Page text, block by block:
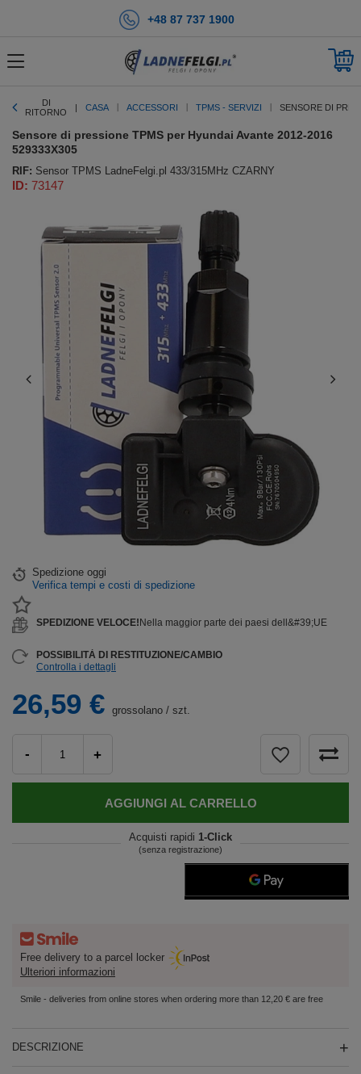
+48 87 737 1900
DI
RITORNO
CASA ACCESSORI TPMS - SERVIZI SENSORE DI
Sensore di pressione TPMS per Hyundai Avante 2012-2016
529333X305
RIF: Sensor TPMS LadneFelgi.pl 433/315MHz CZARNY
ID: 73147
26,59 € grossolano / szt.
- +
AGGIUNGI AL CARRELLO
Acquisti rapidi 1-Click
(senza registrazione)
Spedizione oggi
Verifica tempi e costi di spedizione
SPEDIZIONE VELOCE! Nella maggior parte dei paesi dell&#39;UE
POSSIBILITÀ DI RESTITUZIONE/CAMBIO
Controlla i dettagli
Free delivery to a parcel locker
Ulteriori informazioni
Smile - deliveries from online stores when ordering more than 12,20 € are free
DESCRIZIONE